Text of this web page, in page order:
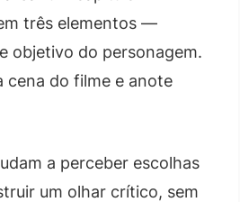
três elementos —
objetivo do personagem.
cena do filme e anote
a perceber escolhas
um olhar crítico, sem